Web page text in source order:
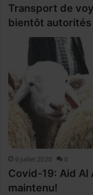
Transport de
bientôt autorités
9 juillet 2020 0
Covid-19: Aid Al
maintenu!